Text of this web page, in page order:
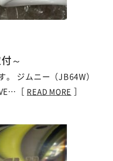
～
。 ジムニー（JB64W）
［
READ MORE